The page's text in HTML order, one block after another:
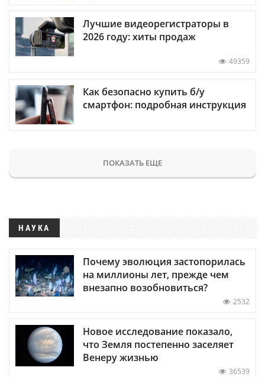
Лучшие видеорегистраторы в
2026 году: хиты продаж
49359
Как безопасно купить б/у
смартфон: подробная инструкция
ПОКАЗАТЬ ЕЩЕ
НАУКА
Почему эволюция застопорилась
на миллионы лет, прежде чем
внезапно возобновиться?
2532
Новое исследование показало,
что Земля постепенно заселяет
Венеру жизнью
36539